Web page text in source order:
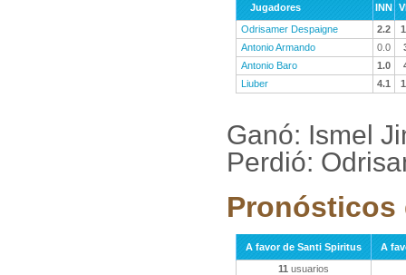
Jugadores INN
Odrisamer Despaigne
2.2
Antonio Armando
0.0
Antonio Baro
1.0
Liuber
4.1
Ganó: Ismel
Perdió:
Pronósticos
A favor de Santi Spiritus
A
11 usuarios